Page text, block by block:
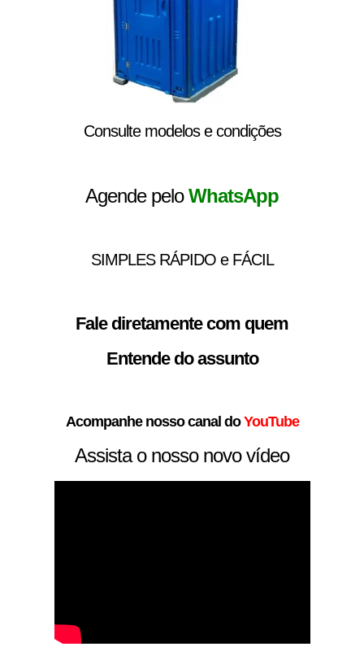
Consulte modelos e condições
Agende peloWhatsApp
SIMPLES RÁPIDO e FÁCIL
Fale diretamente com quem
Entende do assunto
Acompanhe nosso canal do YouTube
Assista o nosso novo vídeo